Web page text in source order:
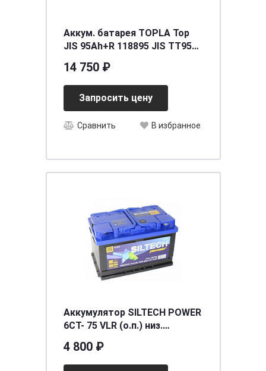
Аккум. батарея TOPLA Top
JIS 95Ah+R 118895 JIS TT95J
14 750 ₽
Запросить цену
Сравнить В избранное
Аккумулятор SILTECH POWER
6СТ- 75 VLR (о.п.) низ.
4 800 ₽